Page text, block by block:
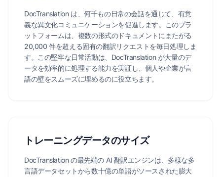
DocTranslation は、何千もの日常の会話を通じて、有意
義な異文化コミュニケーションを促進します。このプラ
ットフォームは、複数の形式のドキュメントにまたがる
20,000 件を超える固有の翻訳リクエストを毎日処理しま
す。この堅牢な日常活動は、DocTranslation が大量のデ
ータを効率的に処理する能力を実証し、個人や企業が言
語の壁をスムーズに埋めるのに役立ちます。
トレーニングデータのサイズ
DocTranslation の最先端の AI 翻訳エンジンは、多様な多
言語データセットから数十億の単語がソースされた膨大